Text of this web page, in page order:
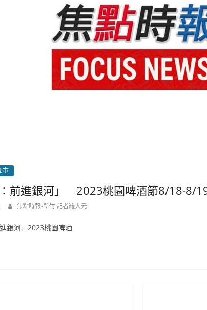
市
：前進銀河」 2023桃園啤酒節8/18-8/
焦點時報-新竹 記者羅大元
銀河」2023桃園啤酒